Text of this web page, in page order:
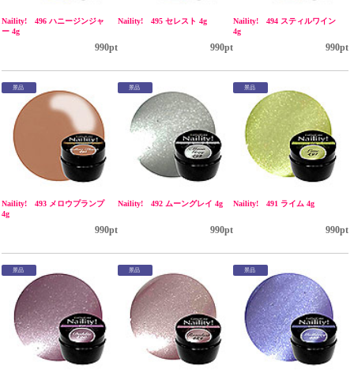
Naility! 496 ハニージンジャ
ー 4g
990pt
Naility! 495 セレスト 4g
990pt
Naility! 494 スティルワイン
4g
990pt
景品
Naility! 493 メロウプランプ
4g
990pt
景品
Naility! 492 ムーングレイ 4g
990pt
景品
Naility! 491 ライム 4g
990pt
景品 景品 景品